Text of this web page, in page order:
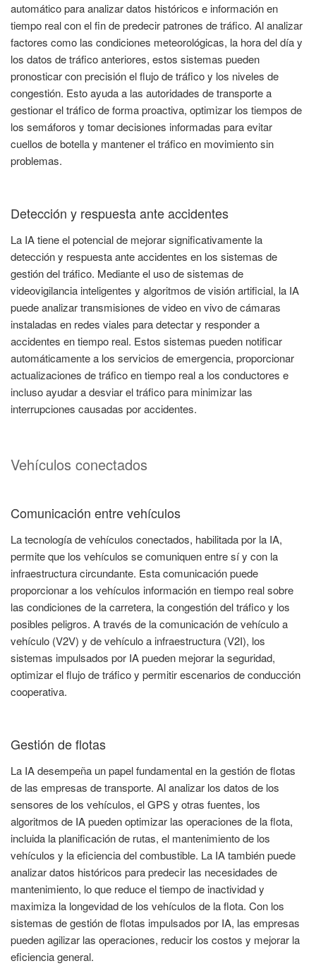
automático para analizar datos históricos e información en
tiempo real con el fin de predecir patrones de tráfico. Al analizar
factores como las condiciones meteorológicas, la hora del día y
los datos de tráfico anteriores, estos sistemas pueden
pronosticar con precisión el flujo de tráfico y los niveles de
congestión. Esto ayuda a las autoridades de transporte a
gestionar el tráfico de forma proactiva, optimizar los tiempos de
los semáforos y tomar decisiones informadas para evitar
cuellos de botella y mantener el tráfico en movimiento sin
problemas.
Detección y respuesta ante accidentes
La IA tiene el potencial de mejorar significativamente la
detección y respuesta ante accidentes en los sistemas de
gestión del tráfico. Mediante el uso de sistemas de
videovigilancia inteligentes y algoritmos de visión artificial, la IA
puede analizar transmisiones de video en vivo de cámaras
instaladas en redes viales para detectar y responder a
accidentes en tiempo real. Estos sistemas pueden notificar
automáticamente a los servicios de emergencia, proporcionar
actualizaciones de tráfico en tiempo real a los conductores e
incluso ayudar a desviar el tráfico para minimizar las
interrupciones causadas por accidentes.
Vehículos conectados
Comunicación entre vehículos
La tecnología de vehículos conectados, habilitada por la IA,
permite que los vehículos se comuniquen entre sí y con la
infraestructura circundante. Esta comunicación puede
proporcionar a los vehículos información en tiempo real sobre
las condiciones de la carretera, la congestión del tráfico y los
posibles peligros. A través de la comunicación de vehículo a
vehículo (V2V) y de vehículo a infraestructura (V2I), los
sistemas impulsados por IA pueden mejorar la seguridad,
optimizar el flujo de tráfico y permitir escenarios de conducción
cooperativa.
Gestión de flotas
La IA desempeña un papel fundamental en la gestión de flotas
de las empresas de transporte. Al analizar los datos de los
sensores de los vehículos, el GPS y otras fuentes, los
algoritmos de IA pueden optimizar las operaciones de la flota,
incluida la planificación de rutas, el mantenimiento de los
vehículos y la eficiencia del combustible. La IA también puede
analizar datos históricos para predecir las necesidades de
mantenimiento, lo que reduce el tiempo de inactividad y
maximiza la longevidad de los vehículos de la flota. Con los
sistemas de gestión de flotas impulsados por IA, las empresas
pueden agilizar las operaciones, reducir los costos y mejorar la
eficiencia general.